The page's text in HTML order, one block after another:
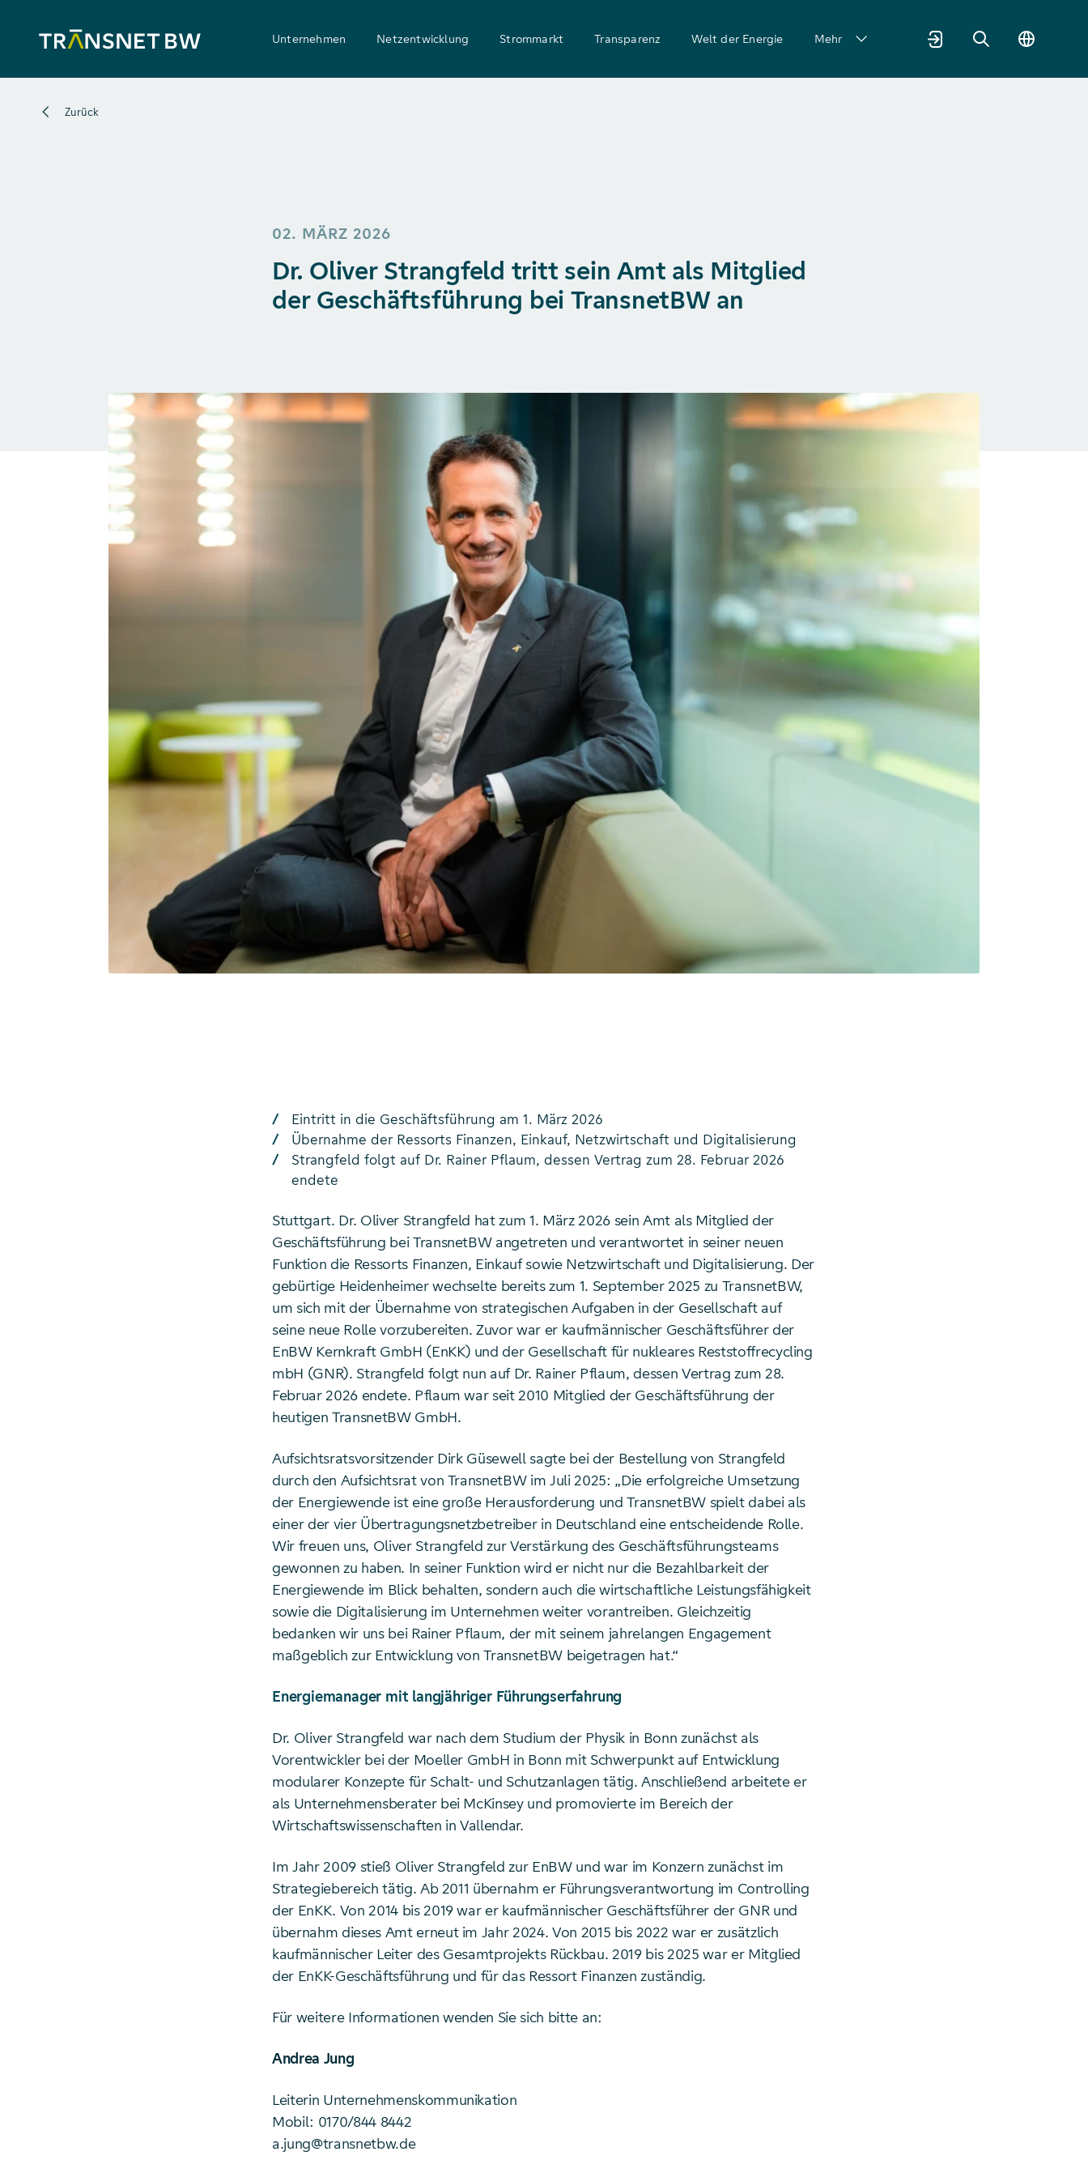
Unternehmen Netzentwicklung Strommarkt Transparenz Welt der Energie Mehr
Zurück
02. MÄRZ 2026
Dr. Oliver Strangfeld tritt sein Amt als Mitglied
der Geschäftsführung bei TransnetBW an
Eintritt in die Geschäftsführung am 1. März 2026
Übernahme der Ressorts Finanzen, Einkauf, Netzwirtschaft und Digitalisierung
Strangfeld folgt auf Dr. Rainer Pflaum, dessen Vertrag zum 28. Februar 2026
endete
Stuttgart. Dr. Oliver Strangfeld hat zum 1. März 2026 sein Amt als Mitglied der
Geschäftsführung bei TransnetBW angetreten und verantwortet in seiner neuen
Funktion die Ressorts Finanzen, Einkauf sowie Netzwirtschaft und Digitalisierung. Der
gebürtige Heidenheimer wechselte bereits zum 1. September 2025 zu TransnetBW,
um sich mit der Übernahme von strategischen Aufgaben in der Gesellschaft auf
seine neue Rolle vorzubereiten. Zuvor war er kaufmännischer Geschäftsführer der
EnBW Kernkraft GmbH (EnKK) und der Gesellschaft für nukleares Reststoffrecycling
mbH (GNR). Strangfeld folgt nun auf Dr. Rainer Pflaum, dessen Vertrag zum 28.
Februar 2026 endete. Pflaum war seit 2010 Mitglied der Geschäftsführung der
heutigen TransnetBW GmbH.
Aufsichtsratsvorsitzender Dirk Güsewell sagte bei der Bestellung von Strangfeld
durch den Aufsichtsrat von TransnetBW im Juli 2025: „Die erfolgreiche Umsetzung
der Energiewende ist eine große Herausforderung und TransnetBW spielt dabei als
einer der vier Übertragungsnetzbetreiber in Deutschland eine entscheidende Rolle.
Wir freuen uns, Oliver Strangfeld zur Verstärkung des Geschäftsführungsteams
gewonnen zu haben. In seiner Funktion wird er nicht nur die Bezahlbarkeit der
Energiewende im Blick behalten, sondern auch die wirtschaftliche Leistungsfähigkeit
sowie die Digitalisierung im Unternehmen weiter vorantreiben. Gleichzeitig
bedanken wir uns bei Rainer Pflaum, der mit seinem jahrelangen Engagement
maßgeblich zur Entwicklung von TransnetBW beigetragen hat.“
Energiemanager mit langjähriger Führungserfahrung
Dr. Oliver Strangfeld war nach dem Studium der Physik in Bonn zunächst als
Vorentwickler bei der Moeller GmbH in Bonn mit Schwerpunkt auf Entwicklung
modularer Konzepte für Schalt- und Schutzanlagen tätig. Anschließend arbeitete er
als Unternehmensberater bei McKinsey und promovierte im Bereich der
Wirtschaftswissenschaften in Vallendar.
Im Jahr 2009 stieß Oliver Strangfeld zur EnBW und war im Konzern zunächst im
Strategiebereich tätig. Ab 2011 übernahm er Führungsverantwortung im Controlling
der EnKK. Von 2014 bis 2019 war er kaufmännischer Geschäftsführer der GNR und
übernahm dieses Amt erneut im Jahr 2024. Von 2015 bis 2022 war er zusätzlich
kaufmännischer Leiter des Gesamtprojekts Rückbau. 2019 bis 2025 war er Mitglied
der EnKK-Geschäftsführung und für das Ressort Finanzen zuständig.
Für weitere Informationen wenden Sie sich bitte an:
Andrea Jung
Leiterin Unternehmenskommunikation
Mobil: 0170/844 8442
a.jung@transnetbw.de